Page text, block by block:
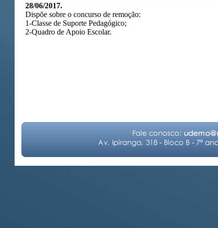
28/06/2017.
Dispõe sobre o concurso de remoção:
1-Classe de Suporte Pedagógico;
2-Quadro de Apoio Escolar.